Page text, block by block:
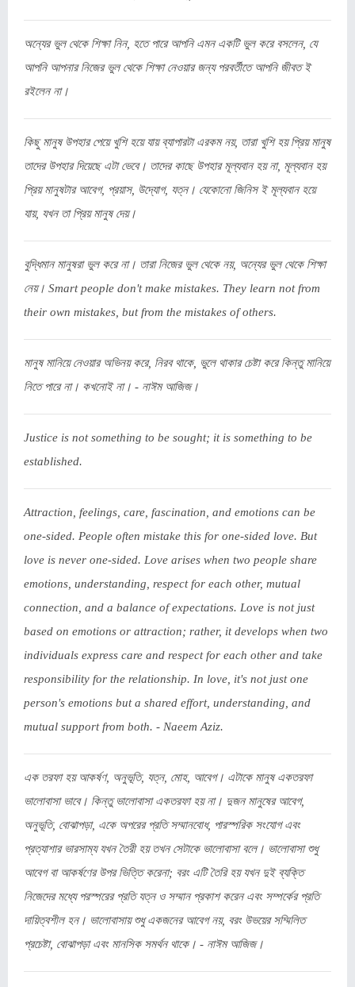
অন্যের ভুল থেকে শিক্ষা নিন, হতে পারে আপনি এমন একটি ভুল করে বসলেন, যে
আপনি আপনার নিজের ভুল থেকে শিক্ষা নেওয়ার জন্য পরবর্তীতে আপনি জীবত ই
রইলেন না।
কিছু মানুষ উপহার পেয়ে খুশি হয়ে যায় ব্যাপারটা এরকম নয়, তারা খুশি হয় প্রিয় মানুষ
তাদের উপহার দিয়েছে এটা ভেবে। তাদের কাছে উপহার মূল্যবান হয় না, মূল্যবান হয়
প্রিয় মানুষটার আবেগ, প্রয়াস, উদ্যোগ, যত্ন। যেকোনো জিনিস ই মূল্যবান হয়ে
যায়, যখন তা প্রিয় মানুষ দেয়।
বুদ্ধিমান মানুষরা ভুল করে না। তারা নিজের ভুল থেকে নয়, অন্যের ভুল থেকে শিক্ষা
নেয়। Smart people don't make mistakes. They learn not from
their own mistakes, but from the mistakes of others.
মানুষ মানিয়ে নেওয়ার অভিনয় করে, নিরব থাকে, ভুলে থাকার চেষ্টা করে কিন্তু মানিয়ে
নিতে পারে না। কখনোই না। - নাঈম আজিজ।
Justice is not something to be sought; it is something to be
established.
Attraction, feelings, care, fascination, and emotions can be
one-sided. People often mistake this for one-sided love. But
love is never one-sided. Love arises when two people share
emotions, understanding, respect for each other, mutual
connection, and a balance of expectations. Love is not just
based on emotions or attraction; rather, it develops when two
individuals express care and respect for each other and take
responsibility for the relationship. In love, it's not just one
person's emotions but a shared effort, understanding, and
mutual support from both. - Naeem Aziz.
এক তরফা হয় আকর্ষণ, অনুভূতি, যত্ন, মোহ, আবেগ। এটাকে মানুষ একতরফা
ভালোবাসা ভাবে। কিন্তু ভালোবাসা একতরফা হয় না। দুজন মানুষের আবেগ,
অনুভূতি, বোঝাপড়া, একে অপরের প্রতি সম্মানবোধ, পারস্পরিক সংযোগ এবং
প্রত্যাশার ভারসাম্য যখন তৈরী হয় তখন সেটাকে ভালোবাসা বলে। ভালোবাসা শুধু
আবেগ বা আকর্ষণের উপর ভিত্তি করেনা; বরং এটি তৈরি হয় যখন দুই ব্যক্তি
নিজেদের মধ্যে পরস্পরের প্রতি যত্ন ও সম্মান প্রকাশ করেন এবং সম্পর্কের প্রতি
দায়িত্বশীল হন। ভালোবাসায় শুধু একজনের আবেগ নয়, বরং উভয়ের সম্মিলিত
প্রচেষ্টা, বোঝাপড়া এবং মানসিক সমর্থন থাকে। - নাঈম আজিজ।